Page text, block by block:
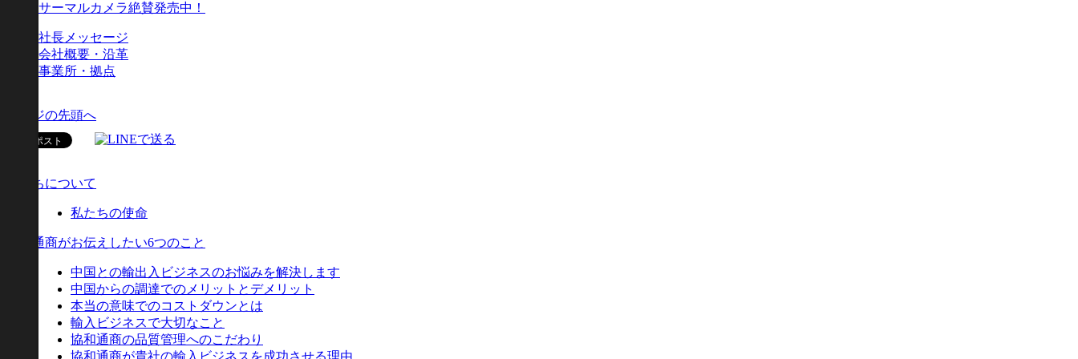
サーマルカメラ絶賛発売中！
社長メッセージ
会社概要・沿革
事業所・拠点
ページの先頭へ
私たちについて
私たちの使命
協和通商がお伝えしたい6つのこと
中国との輸出入ビジネスのお悩みを解決します
中国からの調達でのメリットとデメリット
本当の意味でのコストダウンとは
輸入ビジネスで大切なこと
協和通商の品質管理へのこだわり